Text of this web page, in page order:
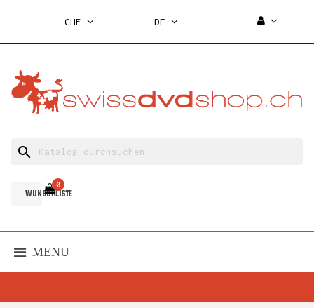
CHF DE
search
WUNSCHLISTE
0
MENU